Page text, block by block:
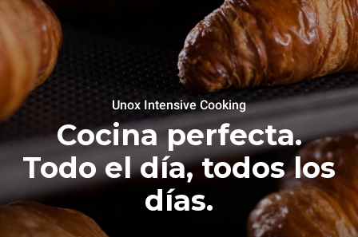
Unox Intensive Cooking
Cocina perfecta.
Todo el día, todos los
días.